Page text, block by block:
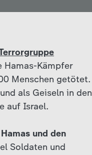
Hamas-Kämpfer
Menschen getötet.
als Geiseln in den
auf Israel.
und den
Soldaten und